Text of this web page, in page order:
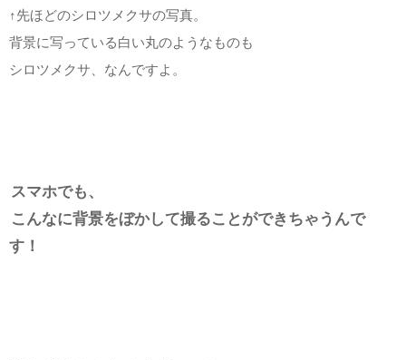
↑先ほどのシロツメクサの写真。
背景に写っている白い丸のようなものも
シロツメクサ、なんですよ。
スマホでも、
こんなに背景をぼかして撮ることができちゃうんで
す！